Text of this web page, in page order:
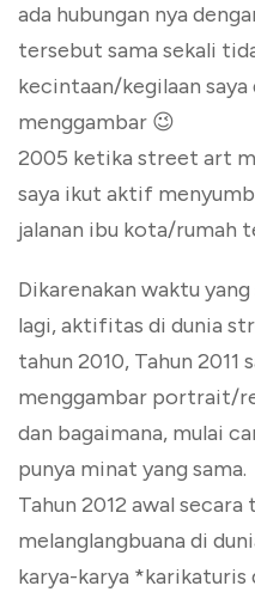
ada hubungan nya
tersebut sama sekali
kecintaan/kegilaan
menggambar 😉
2005 ketika street art
saya ikut aktif
jalanan ibu kota/rumah
Dikarenakan waktu
lagi, aktifitas di dunia
tahun 2010, Tahun
menggambar portrait/
dan bagaimana, mulai
punya minat yang sama.
Tahun 2012 awal
melanglangbuana di
karya-karya *karikaturis